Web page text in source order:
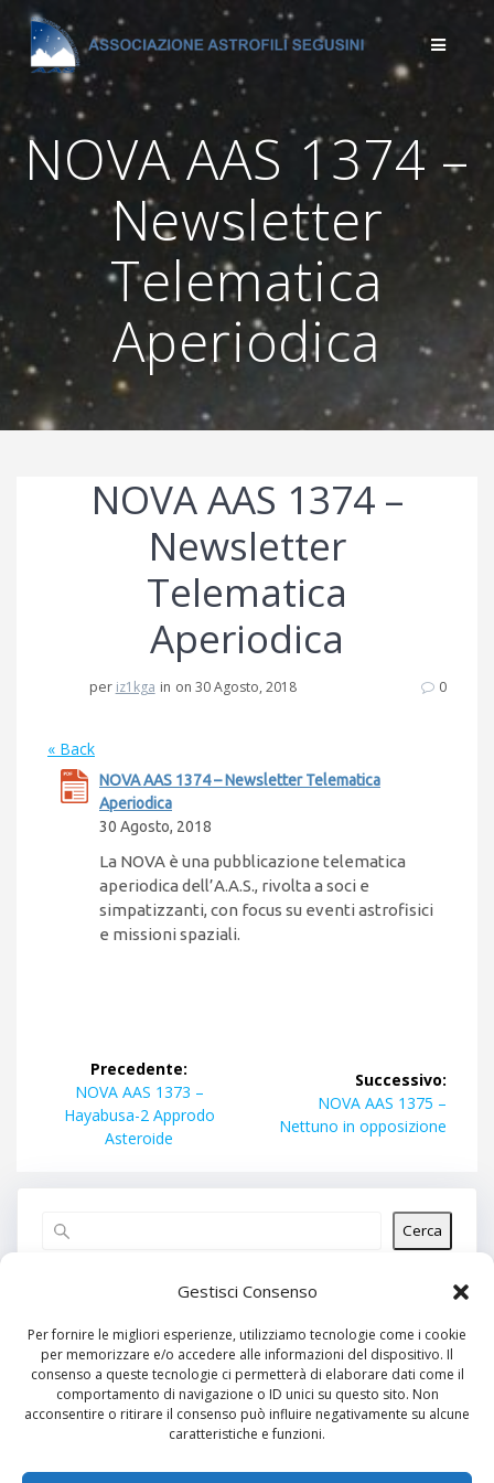
Gestisci Consenso
Per fornire le migliori esperienze, utilizziamo tecnologie come i cookie
per memorizzare e/o accedere alle informazioni del dispositivo. Il
consenso a queste tecnologie ci permetterà di elaborare dati come il
comportamento di navigazione o ID unici su questo sito. Non
acconsentire o ritirare il consenso può influire negativamente su alcune
caratteristiche e funzioni.
Salta
al
contenuto
NOVA AAS 1374 –
Newsletter
Telematica
Aperiodica
NOVA AAS 1374 –
Newsletter
Telematica
Aperiodica
per iz1kga in on 30 Agosto, 2018 0
« Back
NOVA AAS 1374 – Newsletter Telematica
Aperiodica
30 Agosto, 2018
La NOVA è una pubblicazione telematica
aperiodica dell’A.A.S., rivolta a soci e
simpatizzanti, con focus su eventi astrofisici
e missioni spaziali.
Navigazione
articoli
Precedente:
Articolo
precedente:
NOVA AAS 1373 –
Hayabusa-2 Approdo
Asteroide
Successivo:
Articolo
successivo:
NOVA AAS 1375 –
Nettuno in opposizione
Cerca
Articoli recenti
Commenti recenti
Nessun commento da mostrare.